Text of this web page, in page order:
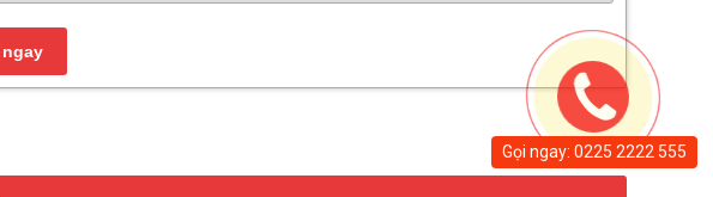
Gọi ngay: 0225 2222 555